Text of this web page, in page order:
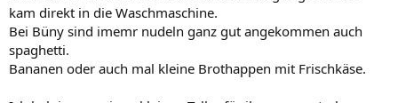
kam direkt in die Waschmaschine.
Bei Büny sind imemr nudeln ganz gut angekommen auch
spaghetti.
Bananen oder auch mal kleine Brothappen mit Frischkäse.